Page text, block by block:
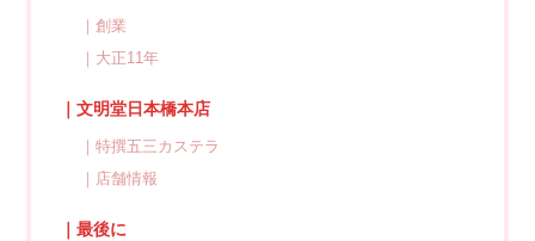
｜創業
｜大正11年
｜文明堂日本橋本店
｜特撰五三カステラ
｜店舗情報
｜最後に